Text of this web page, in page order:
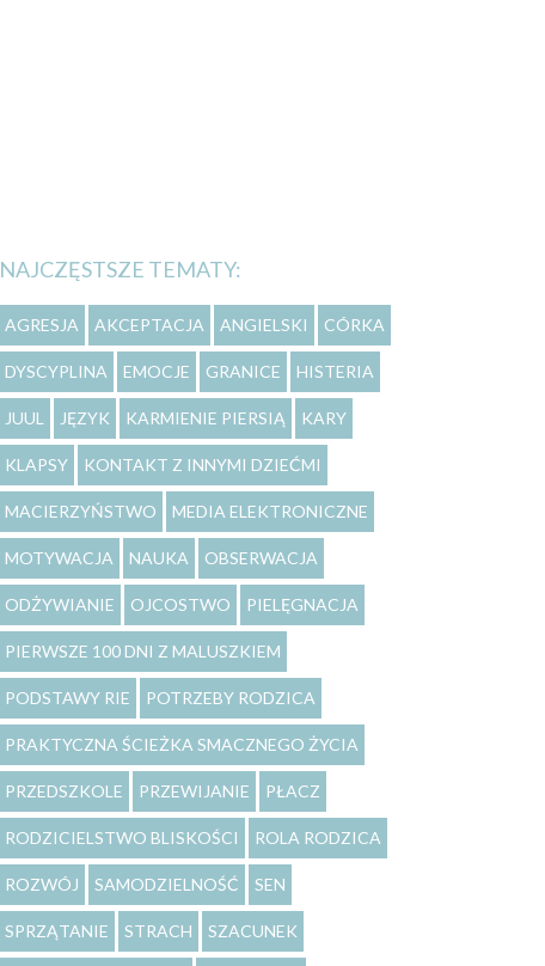
NAJCZĘSTSZE TEMATY:
AGRESJA AKCEPTACJA ANGIELSKI CÓRKA
DYSCYPLINA EMOCJE GRANICE HISTERIA
JUUL JĘZYK KARMIENIE PIERSIĄ KARY
KLAPSY KONTAKT Z INNYMI DZIEĆMI
MACIERZYŃSTWO MEDIA ELEKTRONICZNE
MOTYWACJA NAUKA OBSERWACJA
ODŻYWIANIE OJCOSTWO PIELĘGNACJA
PIERWSZE 100 DNI Z MALUSZKIEM
PODSTAWY RIE POTRZEBY RODZICA
PRAKTYCZNA ŚCIEŻKA SMACZNEGO ŻYCIA
PRZEDSZKOLE PRZEWIJANIE PŁACZ
RODZICIELSTWO BLISKOŚCI ROLA RODZICA
ROZWÓJ SAMODZIELNOŚĆ SEN
SPRZĄTANIE STRACH SZACUNEK